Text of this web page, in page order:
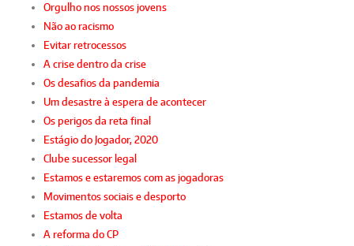
Orgulho nos nossos jovens
Não ao racismo
Evitar retrocessos
A crise dentro da crise
Os desafios da pandemia
Um desastre à espera de acontecer
Os perigos da reta final
Estágio do Jogador, 2020
Clube sucessor legal
Estamos e estaremos com as jogadoras
Movimentos sociais e desporto
Estamos de volta
A reforma do CP